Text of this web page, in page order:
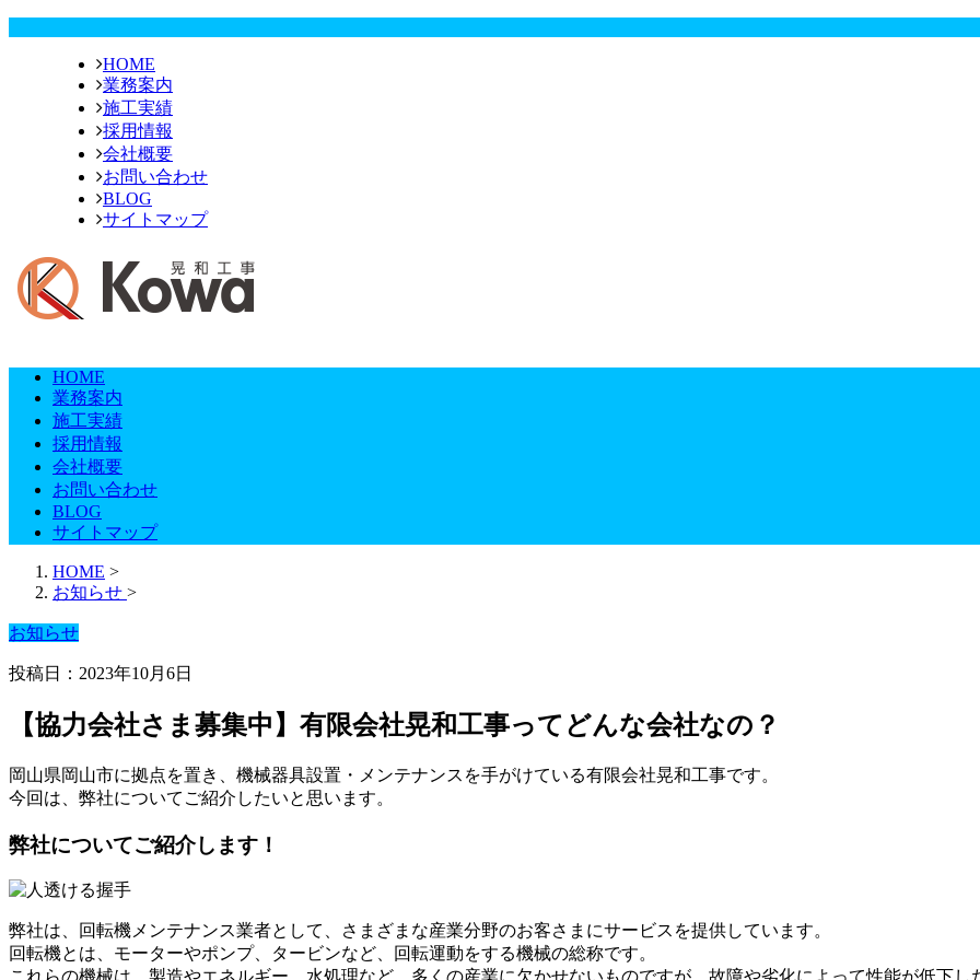
HOME
業務案内
施工実績
採用情報
会社概要
お問い合わせ
BLOG
サイトマップ
HOME
業務案内
施工実績
採用情報
会社概要
お問い合わせ
BLOG
サイトマップ
HOME >
お知らせ >
お知らせ
投稿日：2023年10月6日
【協力会社さま募集中】有限会社晃和工事ってどんな会社なの？
岡山県岡山市に拠点を置き、機械器具設置・メンテナンスを手がけている有限会社晃和工事です。
今回は、弊社についてご紹介したいと思います。
弊社についてご紹介します！
弊社は、回転機メンテナンス業者として、さまざまな産業分野のお客さまにサービスを提供しています。
回転機とは、モーターやポンプ、タービンなど、回転運動をする機械の総称です。